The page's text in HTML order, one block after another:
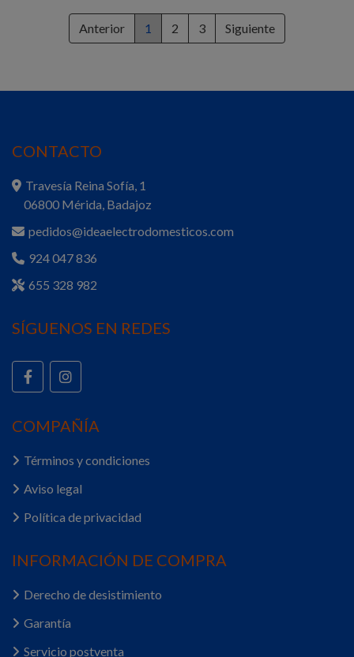
Anterior 1 2 3 Siguiente
CONTACTO
Travesía Reina Sofía, 1
06800 Mérida, Badajoz
pedidos@ideaelectrodomesticos.com
924 047 836
655 328 982
SÍGUENOS EN REDES
COMPAÑÍA
Términos y condiciones
Aviso legal
Política de privacidad
INFORMACIÓN DE COMPRA
Derecho de desistimiento
Garantía
Servicio postventa